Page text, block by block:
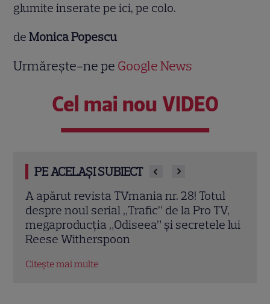
glumite inserate pe ici, pe colo.
deMonica Popescu
Urmărește-ne pe Google News
Cel mai nou VIDEO
PE ACELAȘI SUBIECT
A apărut noul număr TVmania! Florin
Răducioiu aduce magia Mondialului pe
coperta noii ediții